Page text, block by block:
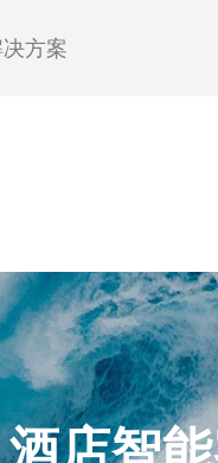
方案
酒店智